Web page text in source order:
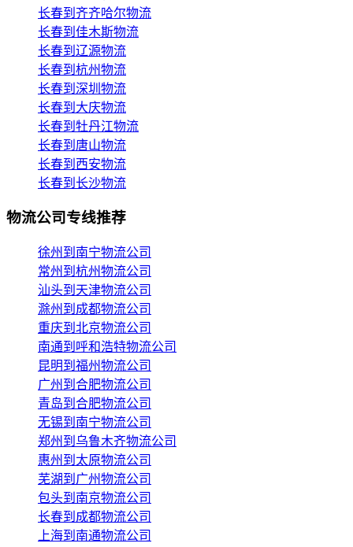
长春到齐齐哈尔物流
长春到佳木斯物流
长春到辽源物流
长春到杭州物流
长春到深圳物流
长春到大庆物流
长春到牡丹江物流
长春到唐山物流
长春到西安物流
长春到长沙物流
物流公司专线推荐
徐州到南宁物流公司
常州到杭州物流公司
汕头到天津物流公司
滁州到成都物流公司
重庆到北京物流公司
南通到呼和浩特物流公司
昆明到福州物流公司
广州到合肥物流公司
青岛到合肥物流公司
无锡到南宁物流公司
郑州到乌鲁木齐物流公司
惠州到太原物流公司
芜湖到广州物流公司
包头到南京物流公司
长春到成都物流公司
上海到南通物流公司